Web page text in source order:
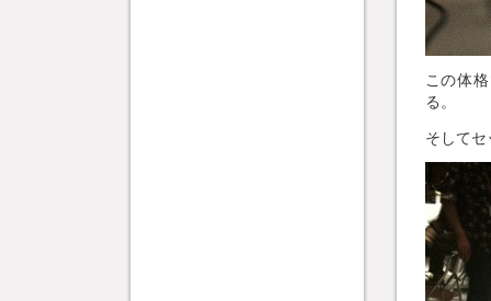
この体
る。
そしてセ